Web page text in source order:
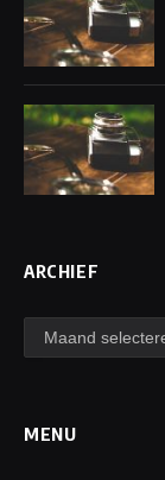
ARCHIEF
Archief
MENU